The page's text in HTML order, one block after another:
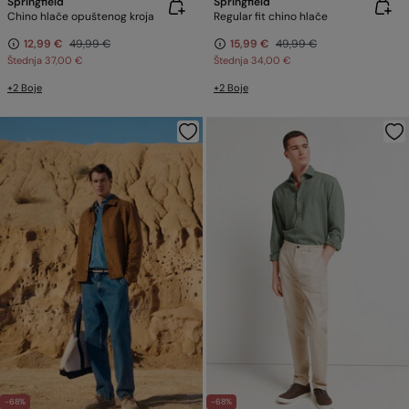
Chino hlače opuštenog kroja
12,99 € 49,99 €
Štednja 37,00 €
+2 Boje
Regular fit chino hlače
15,99 € 49,99 €
Štednja 34,00 €
+2 Boje
-68% -68%